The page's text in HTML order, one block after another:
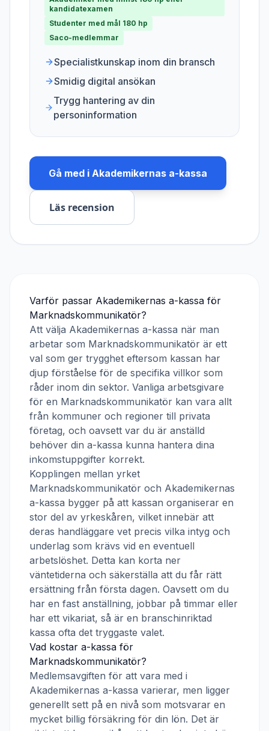
kandidatexamen
Studenter med mål 180 hp
Saco-medlemmar
Specialistkunskap inom din bransch
Smidig digital ansökan
Trygg hantering av din
personinformation
Gå med i Akademikernas a-kassa
Läs recension
Varför passar Akademikernas a-kassa för
Marknadskommunikatör?
Att välja Akademikernas a-kassa när man
arbetar som Marknadskommunikatör är ett
val som ger trygghet eftersom kassan har
djup förståelse för de specifika villkor som
råder inom din sektor. Vanliga arbetsgivare
för en Marknadskommunikatör kan vara allt
från kommuner och regioner till privata
företag, och oavsett var du är anställd
behöver din a-kassa kunna hantera dina
inkomstuppgifter korrekt.
Kopplingen mellan yrket
Marknadskommunikatör och Akademikernas
a-kassa bygger på att kassan organiserar en
stor del av yrkeskåren, vilket innebär att
deras handläggare vet precis vilka intyg och
underlag som krävs vid en eventuell
arbetslöshet. Detta kan korta ner
väntetiderna och säkerställa att du får rätt
ersättning från första dagen. Oavsett om du
har en fast anställning, jobbar på timmar eller
har ett vikariat, så är en branschinriktad
kassa ofta det tryggaste valet.
Vad kostar a-kassa för
Marknadskommunikatör?
Medlemsavgiften för att vara med i
Akademikernas a-kassa varierar, men ligger
generellt sett på en nivå som motsvarar en
mycket billig försäkring för din lön. Det är